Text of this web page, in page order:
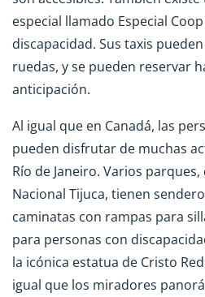
especial llamado Especial
discapacidad. Sus taxis
ruedas, y se pueden reservar
anticipación.
Al igual que en Canadá, las
pueden disfrutar de muchas
Río de Janeiro. Varios
Nacional Tijuca, tienen
caminatas con rampas para
para personas con
la icónica estatua de Cristo
igual que los miradores